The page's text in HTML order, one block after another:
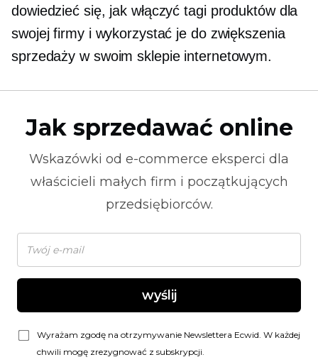
dowiedzieć się, jak włączyć tagi produktów dla
swojej firmy i wykorzystać je do zwiększenia
sprzedaży w swoim sklepie internetowym.
Jak sprzedawać online
Wskazówki od e-commerce eksperci dla
właścicieli małych firm i początkujących
przedsiębiorców.
wyślij
Wyrażam zgodę na otrzymywanie Newslettera Ecwid. W każdej
chwili mogę zrezygnować z subskrypcji.